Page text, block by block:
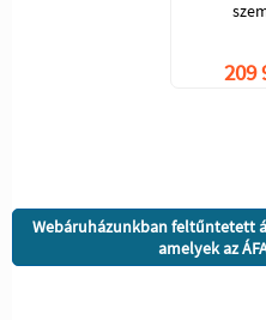
209
Webáruházunkban feltűntetett
amelyek az